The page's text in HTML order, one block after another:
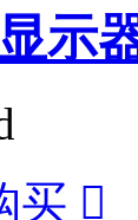
示
买 